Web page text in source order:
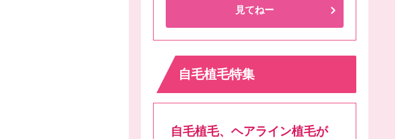
見てねー
自毛植毛特集
自毛植毛、ヘアライン植毛が